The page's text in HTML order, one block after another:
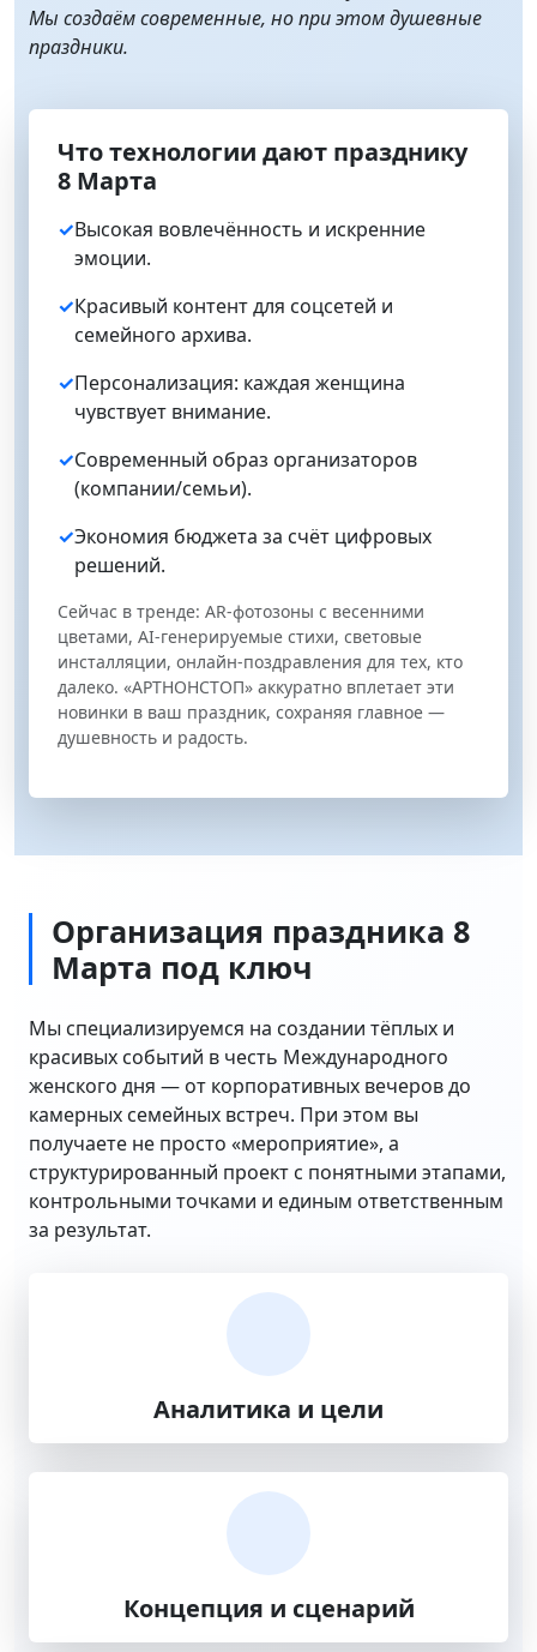
Мы создаём современные, но при этом душевные
праздники.
Что технологии дают празднику
8 Марта
✓Высокая вовлечённость и искренние
эмоции.
✓Красивый контент для соцсетей и
семейного архива.
✓Персонализация: каждая женщина
чувствует внимание.
✓Современный образ организаторов
(компании/семьи).
✓Экономия бюджета за счёт цифровых
решений.
Сейчас в тренде: AR‑фотозоны с весенними
цветами, AI‑генерируемые стихи, световые
инсталляции, онлайн‑поздравления для тех, кто
далеко. «АРТНОНСТОП» аккуратно вплетает эти
новинки в ваш праздник, сохраняя главное —
душевность и радость.
Организация праздника 8
Марта под ключ
Мы специализируемся на создании тёплых и
красивых событий в честь Международного
женского дня — от корпоративных вечеров до
камерных семейных встреч. При этом вы
получаете не просто «мероприятие», а
структурированный проект с понятными этапами,
контрольными точками и единым ответственным
за результат.
Аналитика и цели
Концепция и сценарий